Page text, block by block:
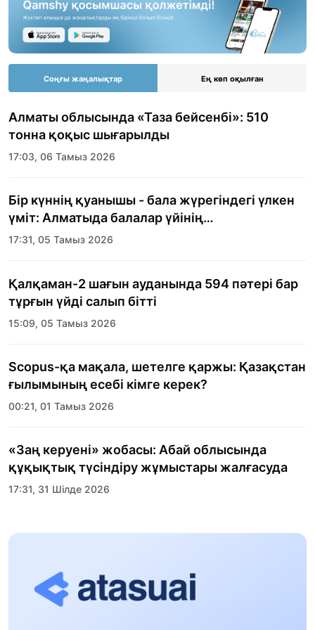
Соңғы жаңалықтар Ең көп оқылған
Алматы облысында «Таза бейсенбі»: 510
тонна қоқыс шығарылды
17:03, 06 Тамыз 2026
Бір күннің қуанышы - бала жүрегіндегі үлкен
үміт: Алматыда балалар үйінің
тәрбиеленушілеріне мерекелік күн
17:31, 05 Тамыз 2026
Қалқаман-2 шағын ауданында 594 пәтері бар
тұрғын үйді салып бітті
15:09, 05 Тамыз 2026
Scopus-қа мақала, шетелге қаржы: Қазақстан
ғылымының есебі кімге керек?
00:21, 01 Тамыз 2026
«Заң керуені» жобасы: Абай облысында
құқықтық түсіндіру жұмыстары жалғасуда
17:31, 31 Шілде 2026
Халықаралық «Формула-1 H2O» жарысын
13:13, 30 Шілде 2026